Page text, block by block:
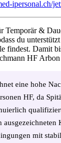
ipersonal.ch/
Temporär &
du
findest. Damit
HF Arbon
eine hohe
HF, da
mit